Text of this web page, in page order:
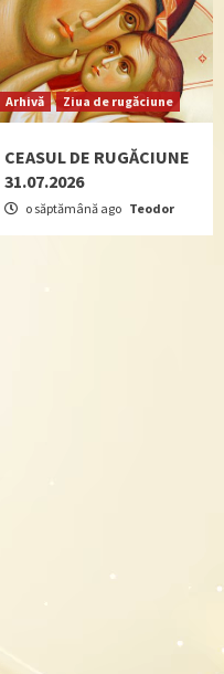
Arhivă Ziua de rugăciune
CEASUL DE RUGĂCIUNE
31.07.2026
o săptămână ago Teodor